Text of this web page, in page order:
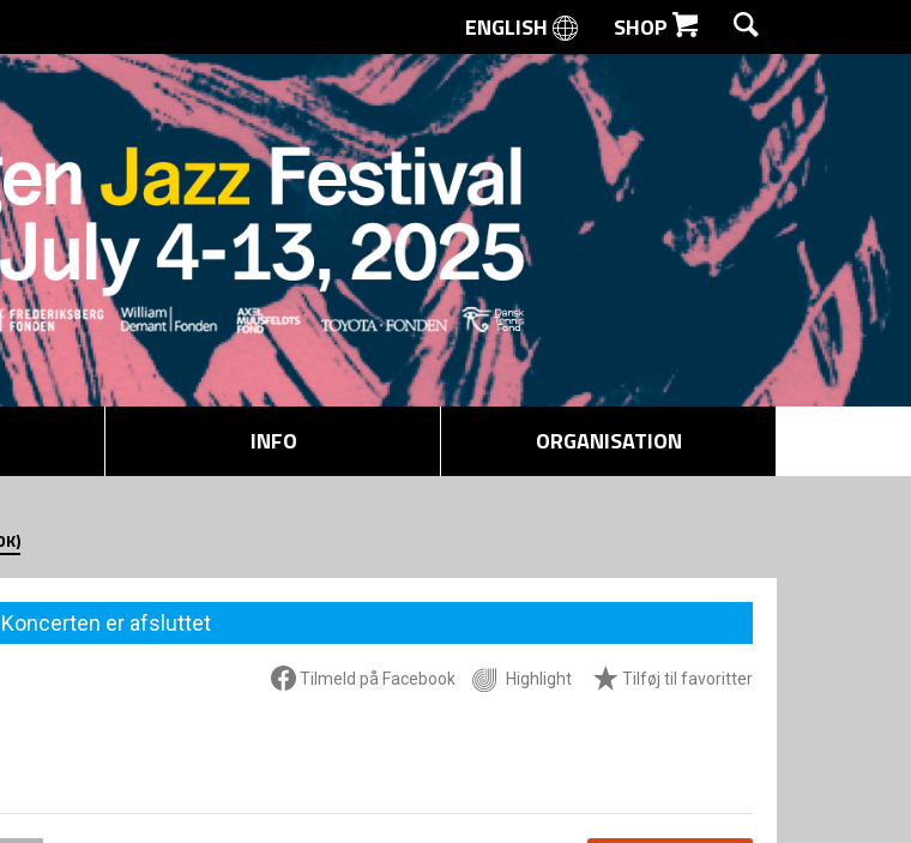
SØG
ENGLISH SHOP
INFO ORGANISATION
Koncerten er afsluttet
Tilmeld på Facebook Highlight Tilføj til favoritter